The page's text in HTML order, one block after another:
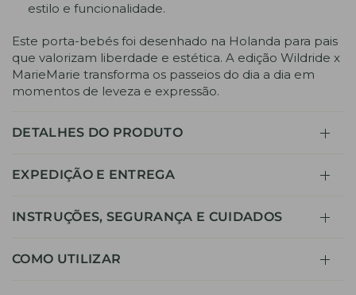
estilo e funcionalidade.
Este porta-bebés foi desenhado na Holanda para pais
que valorizam liberdade e estética. A edição Wildride x
MarieMarie transforma os passeios do dia a dia em
momentos de leveza e expressão.
DETALHES DO PRODUTO
EXPEDIÇÃO E ENTREGA
INSTRUÇÕES, SEGURANÇA E CUIDADOS
COMO UTILIZAR